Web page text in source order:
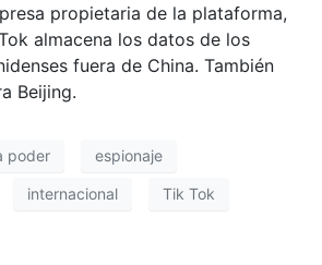
propietaria de la plataforma,
almacena los datos de los
fuera de China. También
Beijing.
poder espionaje
internacional Tik Tok